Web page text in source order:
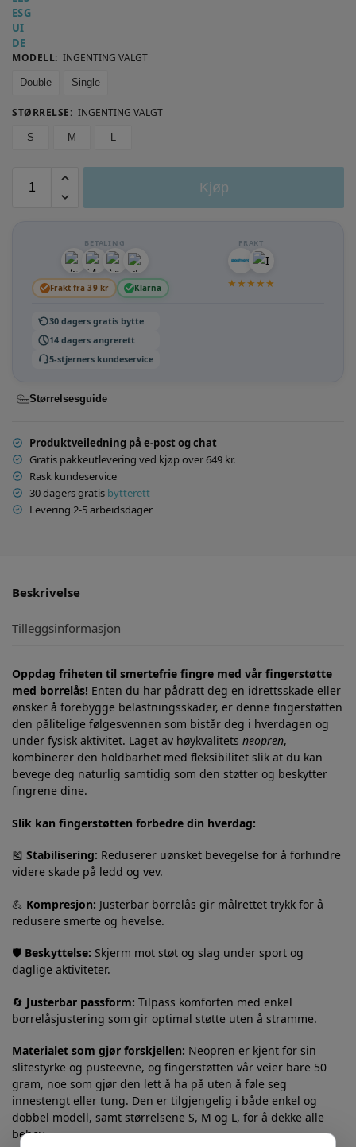
MODELL: INGENTING VALGT
Double Single
STØRRELSE: INGENTING VALGT
S M L
Kjøp
BETALING
Frakt fra 39 kr Klarna
FRAKT
★★★★★
30 dagers gratis bytte
14 dagers angrerett
5-stjerners kundeservice
Størrelsesguide
Produktveiledning på e-post og chat
Gratis pakkeutlevering ved kjøp over 649 kr.
Rask kundeservice
30 dagers gratis bytterett
Levering 2-5 arbeidsdager
Beskrivelse
Tilleggsinformasjon
Oppdag friheten til smertefrie fingre med vår fingerstøtte
med borrelås! Enten du har pådratt deg en idrettsskade eller
ønsker å forebygge belastningsskader, er denne fingerstøtten
den pålitelige følgesvennen som bistår deg i hverdagen og
under fysisk aktivitet. Laget av høykvalitets neopren,
kombinerer den holdbarhet med fleksibilitet slik at du kan
bevege deg naturlig samtidig som den støtter og beskytter
fingrene dine.
Slik kan fingerstøtten forbedre din hverdag:
🎽 Stabilisering: Reduserer uønsket bevegelse for å forhindre
videre skade på ledd og vev.
💪 Kompresjon: Justerbar borrelås gir målrettet trykk for å
redusere smerte og hevelse.
🛡️ Beskyttelse: Skjerm mot støt og slag under sport og
daglige aktiviteter.
🔄 Justerbar passform: Tilpass komforten med enkel
borrelåsjustering som gir optimal støtte uten å stramme.
Materialet som gjør forskjellen: Neopren er kjent for sin
slitestyrke og pusteevne, og fingerstøtten vår veier bare 50
gram, noe som gjør den lett å ha på uten å føle seg
innestengt eller tung. Den er tilgjengelig i både enkel og
dobbel modell, samt størrelsene S, M og L, for å dekke alle
behov.